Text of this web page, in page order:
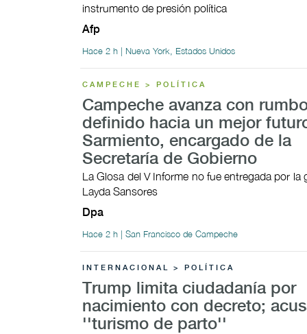
instrumento de presión política
Afp
Hace 2 h | Nueva York, Estados Unidos
CAMPECHE > POLÍTICA
Campeche avanza con
definido hacia un mejor
Sarmiento, encargado de la
Secretaría de Gobierno
La Glosa del V Informe no fue entregada por la
Layda Sansores
Dpa
Hace 2 h | San Francisco de Campeche
INTERNACIONAL > POLÍTICA
Trump limita ciudadanía por
nacimiento con decreto;
''turismo de parto''